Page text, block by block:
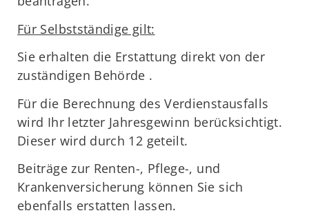
Für Selbstständige gilt:
Sie erhalten die Erstattung direkt von der
zuständigen Behörde .
Für die Berechnung des Verdienstausfalls
wird Ihr letzter Jahresgewinn berücksichtigt.
Dieser wird durch 12 geteilt.
Beiträge zur Renten-, Pflege-, und
Krankenversicherung können Sie sich
ebenfalls erstatten lassen.